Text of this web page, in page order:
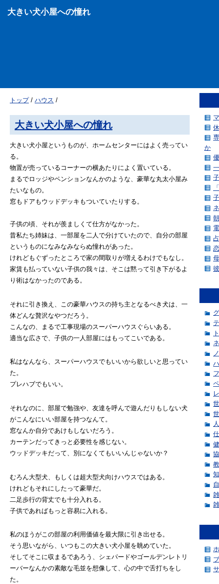
大きい犬小屋への憧れ
トップ/ ハウス /
大きい犬小屋への憧れ
大きい犬小屋というものが、ホームセンターにはよく売ってい
る。
物置が売っているコーナーの横あたりによく置いている。
まるでロッジやペンションなんかのような、豪華な丸太小屋み
たいなもの。
窓もドアもウッドデッキもついていたりする。
子供の頃、それが羨ましくて仕方がなかった。
昔私たち姉妹は、一部屋を二人で分けていたので、自分の部屋
というものになみなみならぬ憧れがあった。
けれどもぐずったところで家の間取りが増えるわけでもなし。
家賃も払っていない子供の我々は、そこは黙って引き下がるよ
り術はなかったのである。
それに引き換え、この豪華ハウスの持ち主となるべき犬は、一
体どんな贅沢なやつだろう。
こんなの、まるで工事現場のスーパーハウスぐらいある。
適当な広さで、子供の一人部屋にはもってこいである。
私はなんなら、スーパーハウスでもいいから欲しいと思ってい
た。
プレハブでもいい。
それなのに、部屋で勉強や、友達を呼んで遊んだりもしない犬
がこんなにいい部屋を持つなんて。
窓なんか自分であけもしないだろう。
カーテンだってきっと必要性を感じない。
ウッドデッキだって、別になくてもいいんじゃないか？
むろん大型犬、もしくは超大型犬向けハウスではある。
けれどもそれにしたって豪華だ。
二足歩行の背丈でも十分入れる。
子供であればもっと容易に入れる。
私のほうがこの部屋の利用価値を最大限に引き出せる。
そう思いながら、いつもこの大きい犬小屋を眺めていた。
そしてそこに収まるであろう、シェパードやゴールデンレトリ
ーバーなんかの素敵な毛並を想像して、心の中で舌打ちをし
た。
か